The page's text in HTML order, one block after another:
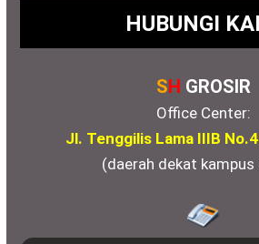
HUBUNGI
SH GROSIR
Office Center:
Jl. Tenggilis Lama IIIB
(daerah dekat kampus